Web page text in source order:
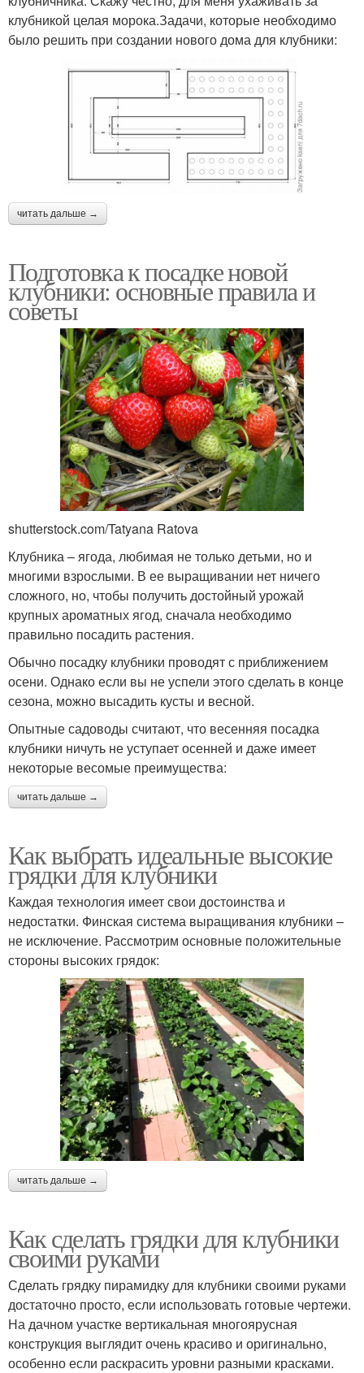
клубникой целая морока.Задачи, которые необходимо
было решить при создании нового дома для клубники:
читать дальше →
Подготовка к посадке новой
клубники: основные правила и
советы
shutterstock.com/Tatyana Ratova
Клубника – ягода, любимая не только детьми, но и
многими взрослыми. В ее выращивании нет ничего
сложного, но, чтобы получить достойный урожай
крупных ароматных ягод, сначала необходимо
правильно посадить растения.
Обычно посадку клубники проводят с приближением
осени. Однако если вы не успели этого сделать в конце
сезона, можно высадить кусты и весной.
Опытные садоводы считают, что весенняя посадка
клубники ничуть не уступает осенней и даже имеет
некоторые весомые преимущества:
читать дальше →
Как выбрать идеальные высокие
грядки для клубники
Каждая технология имеет свои достоинства и
недостатки. Финская система выращивания клубники –
не исключение. Рассмотрим основные положительные
стороны высоких грядок:
читать дальше →
Как сделать грядки для клубники
своими руками
Сделать грядку пирамидку для клубники своими руками
достаточно просто, если использовать готовые чертежи.
На дачном участке вертикальная многоярусная
конструкция выглядит очень красиво и оригинально,
особенно если раскрасить уровни разными красками.